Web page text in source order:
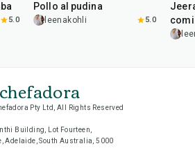
5.0
Pollo al pudina
leenakohli 5.0
chefadora
Pty Ltd, All Rights Reserved
Building, Lot Fourteen,
Adelaide, South Australia, 5000